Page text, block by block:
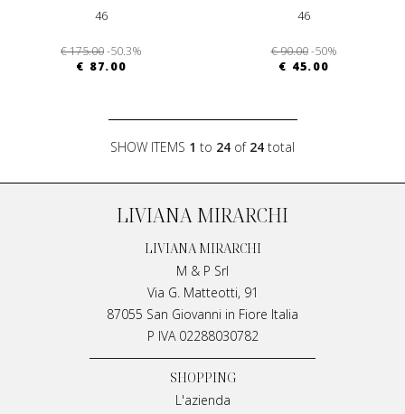
46
€ 175.00-50.3%
€ 87.00
46
€ 90.00 -50%
€ 45.00
SHOW ITEMS 1 to 24 of 24 total
LIVIANA MIRARCHI
LIVIANA MIRARCHI
M & P Srl
Via G. Matteotti, 91
87055 San Giovanni in Fiore Italia
P IVA 02288030782
SHOPPING
L'azienda